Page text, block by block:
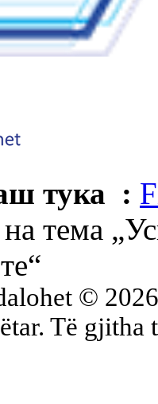
тука :
тема
©
Të gjitha